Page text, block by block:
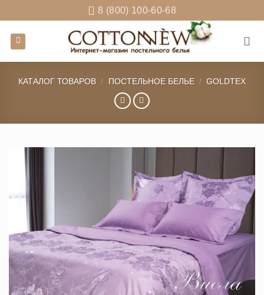
to
content
8 (800) 100-60-68
КАТАЛОГ ТОВАРОВ / ПОСТЕЛЬНОЕ БЕЛЬЕ / GOLDTEX